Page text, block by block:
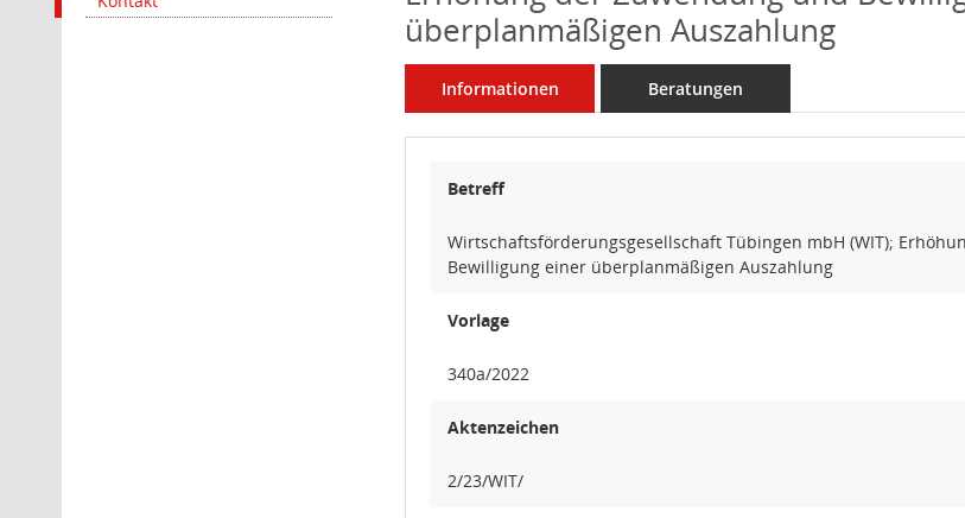
überplanmäßigen Auszahlung
Informationen Beratungen
Betreff
Wirtschaftsförderungsgesellschaft Tübingen mbH (WIT);
Bewilligung einer überplanmäßigen Auszahlung
Vorlage
340a/2022
Aktenzeichen
2/23/WIT/